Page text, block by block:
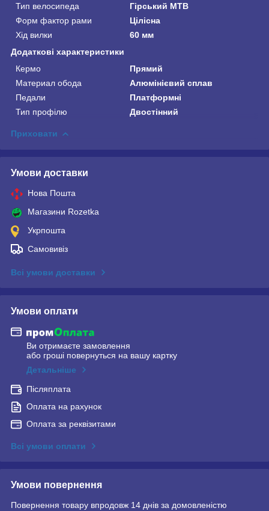
Тип велосипеда
Гірський MTB
Форм фактор рами
Цілісна
Хід вилки
60 мм
Додаткові характеристики
Кермо
Прямий
Материал обода
Алюмінієвий сплав
Педали
Платформні
Тип профілю
Двостінний
Приховати
Умови доставки
Нова Пошта
Магазини Rozetka
Укрпошта
Самовивіз
Всі умови доставки
Умови оплати
Ви отримаєте замовлення
або гроші повернуться на вашу картку
Детальніше
Післяплата
Оплата на рахунок
Оплата за реквізитами
Всі умови оплати
Умови повернення
Повернення товару впродовж 14 днів за домовленістю